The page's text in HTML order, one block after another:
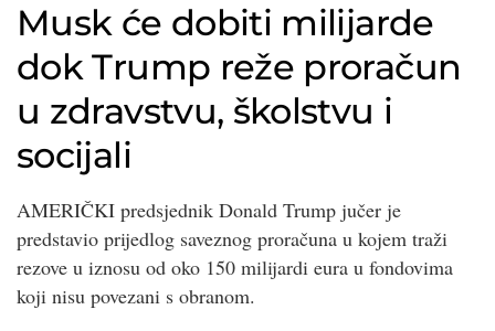
Musk će dobiti milijarde
dok Trump reže proračun
u zdravstvu, školstvu i
socijali
AMERIČKI predsjednik Donald Trump jučer je
predstavio prijedlog saveznog proračuna u kojem traži
rezove u iznosu od oko 150 milijardi eura u fondovima
koji nisu povezani s obranom.